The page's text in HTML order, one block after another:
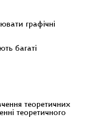
графічні
багаті
теоретичних
теоретичного